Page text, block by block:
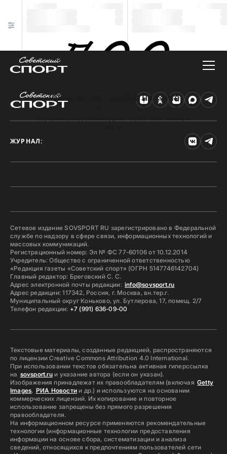
Техническая ошибка на сайте
Произошла ошибка. Чтобы найти нужную
ЖУРНАЛ:
Сетевое издание SOVSPORT RU зарегистрировано в Федеральной
службе по надзору в сфере связи, информационных технологий и
массовых коммуникаций.
Регистрационный номер: Эл № ФС 77-60106 от 10.12.2014
Учредитель: Общество с ограниченной ответственностью
«Редакция газеты «Советский спорт» (ОГРН 5147746142704)
Главный редактор: Бреговский С. С.
Адрес электронной почты редакции: info@sovsport.ru
Адрес редакции: 117342, Россия, г. Москва, вн.тер.г.
Муниципальный округ Коньково, ул. Бутлерова, 17, помещ. 2/7
Телефон редакции: +7 (991) 636-09-00
Текстовые материалы, созданные редакцией, распространяются
по лицензии Creative Commons Attribution 4.0 International.
При использовании текстов обязательна активная гиперссылка
на sovsport.ruи указание автора (если он указан).
Изображения принадлежат их правообладателям (включая Getty
Images, РИА Новостии др.) и используются на основании
коммерческих лицензий. Их копирование и повторное
использование запрещены без прямого разрешения
правообладателя.
На информационном ресурсе применяются рекомендательные
технологии (информационные технологии предоставления
информации на основе сбора, систематизации и анализа
сведений, относящихся к предпочтениям пользователей сети